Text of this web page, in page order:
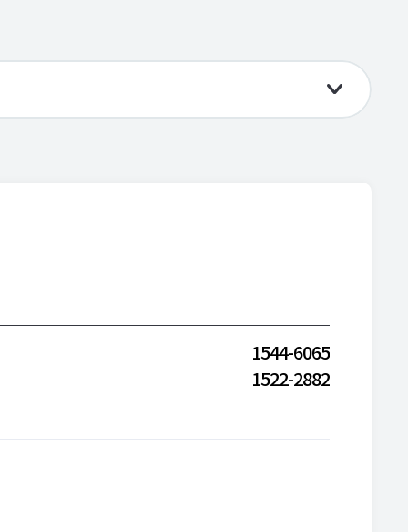
1544-6065
1522-2882